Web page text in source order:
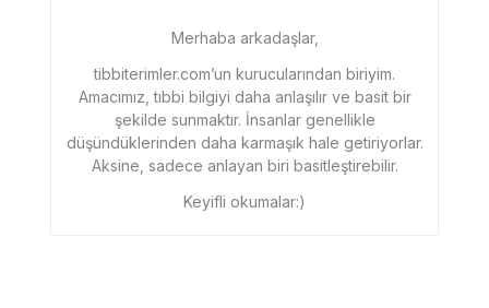
Merhaba arkadaşlar,
tibbiterimler.com’un kurucularından biriyim.
Amacımız, tıbbi bilgiyi daha anlaşılır ve basit bir
şekilde sunmaktır. İnsanlar genellikle
düşündüklerinden daha karmaşık hale getiriyorlar.
Aksine, sadece anlayan biri basitleştirebilir.
Keyifli okumalar:)